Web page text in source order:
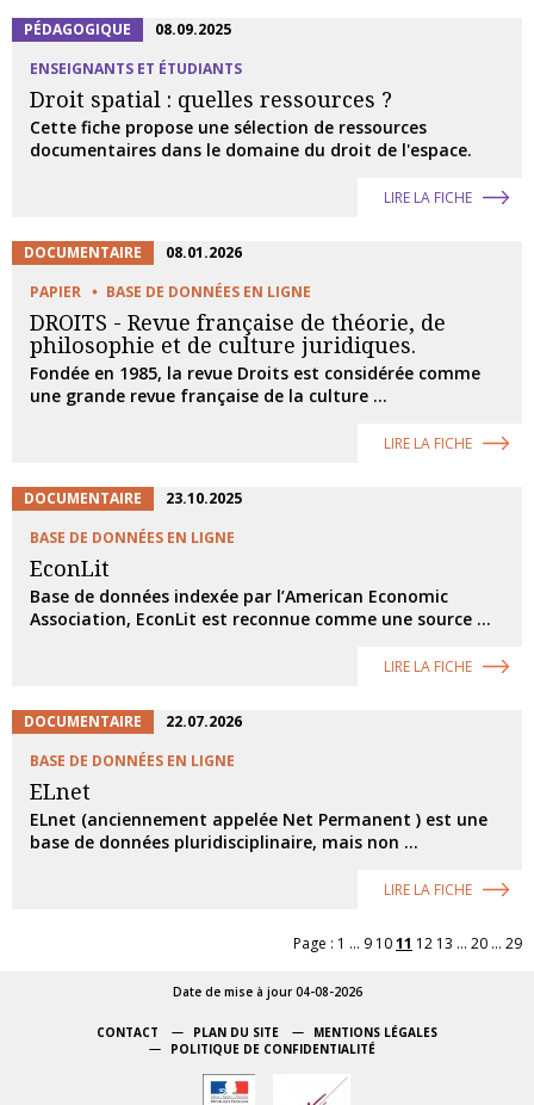
PÉDAGOGIQUE
08.09.2025
ENSEIGNANTS ET ÉTUDIANTS
Droit spatial : quelles ressources ?
Cette fiche propose une sélection de ressources
documentaires dans le domaine du droit de l'espace.
LIRE LA FICHE
DOCUMENTAIRE
08.01.2026
PAPIER
BASE DE DONNÉES EN LIGNE
DROITS - Revue française de théorie, de
philosophie et de culture juridiques.
Fondée en 1985, la revue Droits est considérée comme
une grande revue française de la culture ...
LIRE LA FICHE
DOCUMENTAIRE
23.10.2025
BASE DE DONNÉES EN LIGNE
EconLit
Base de données indexée par l’American Economic
Association, EconLit est reconnue comme une source ...
LIRE LA FICHE
DOCUMENTAIRE
22.07.2026
BASE DE DONNÉES EN LIGNE
ELnet
ELnet (anciennement appelée Net Permanent ) est une
base de données pluridisciplinaire, mais non ...
LIRE LA FICHE
Page : 1 ... 9 1011 12 13 ... 20 ... 29
Date de mise à jour 04-08-2026
CONTACT PLAN DU SITE
MENTIONS LÉGALES
POLITIQUE DE CONFIDENTIALITÉ